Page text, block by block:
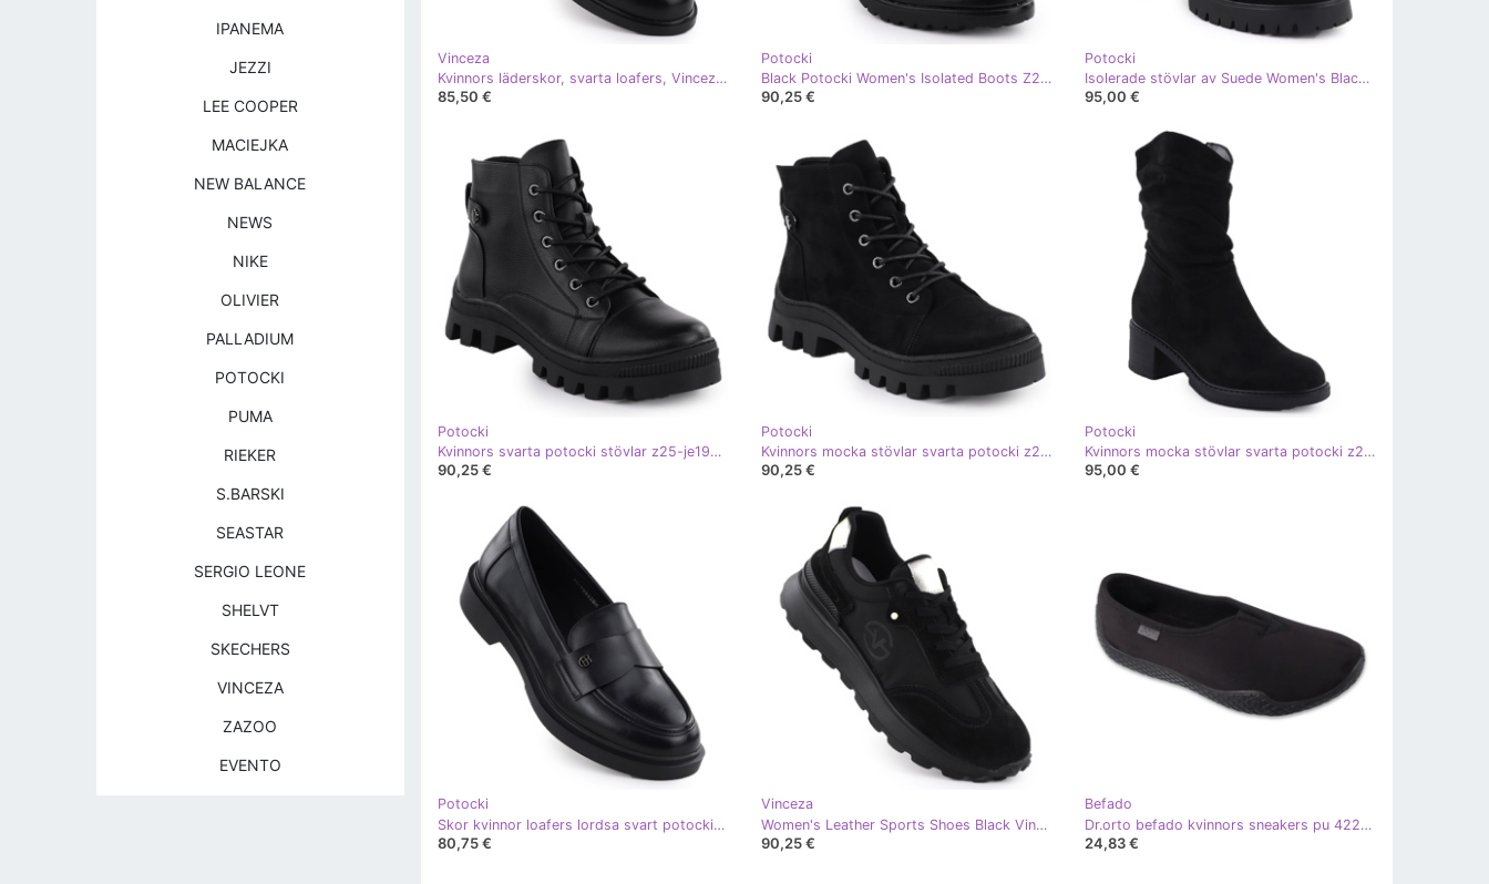
Vinceza
Kvinnors läderskor, svarta loafers, Vinceza 18112
85,50 €
Potocki
Black Potocki Women's Isolated Boots Z25-SZ12690- svart
90,25 €
Potocki
Isolerade stövlar av Suede Women's Black Potocki Z25-SZ12672 svart
95,00 €
Potocki
Kvinnors svarta potocki stövlar z25-je19317
90,25 €
Potocki
Kvinnors mocka stövlar svarta potocki z25-je19317
90,25 €
Potocki
Kvinnors mocka stövlar svarta potocki z25-cn51303
95,00 €
Potocki
Skor kvinnor loafers lordsa svart potocki je19332
80,75 €
Vinceza
Women's Leather Sports Shoes Black Vinceza 41491 svart
90,25 €
Befado
Dr.orto befado kvinnors sneakers pu 422d001 svart
24,83 €
IPANEMA
JEZZI
LEE COOPER
MACIEJKA
NEW BALANCE
NEWS
NIKE
OLIVIER
PALLADIUM
POTOCKI
PUMA
RIEKER
S.BARSKI
SEASTAR
SERGIO LEONE
SHELVT
SKECHERS
VINCEZA
ZAZOO
EVENTO